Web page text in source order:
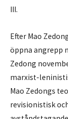
III.
Efter Mao
öppna angrepp
Zedong
marxist-
Mao Zedongs
revisionistisk